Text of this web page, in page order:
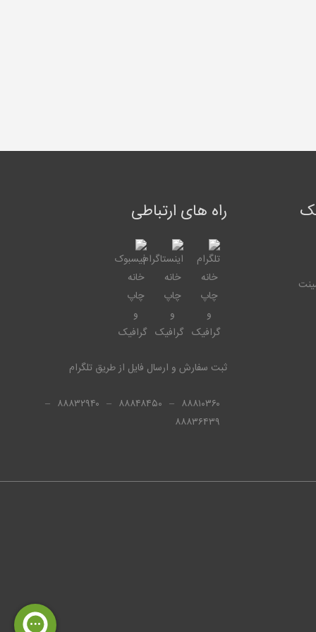
راه های ارتباطی
ثبت سفارش و ارسال فایل از طریق تلگرام
۸۸۸۱۰۳۶۰ – ۸۸۸۴۸۴۵۰ – ۸۸۸۳۲۹۴۰ –
۸۸۸۳۶۴۳۹